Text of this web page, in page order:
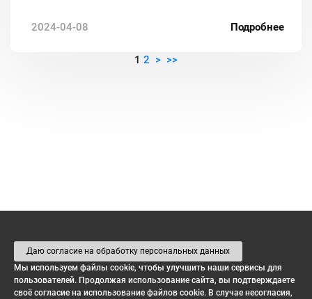
для работы и с рулонными, и листовыми
2024-04-08 Подробнее
1 2 > >>
LIYU Russia в мессенджерах
Даю согласие на обработку персональных данных
Мы используем файлы cookie, чтобы улучшить наши сервисы для
пользователей. Продолжая использование сайта, вы подтверждаете
своё согласие на использование файлов cookie. В случае несогласия,